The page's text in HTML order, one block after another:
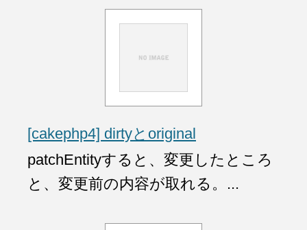
[cakephp4] dirtyとoriginal
patchEntityすると、変更したところ
と、変更前の内容が取れる。...